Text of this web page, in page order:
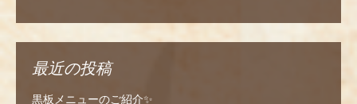
最近の投稿
黒板メニューのご紹介✨